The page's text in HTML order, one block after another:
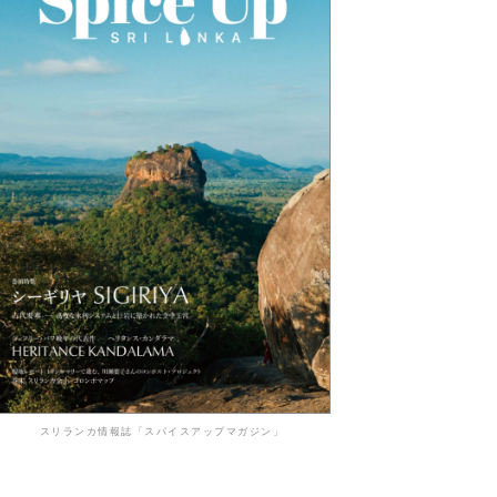
スリランカ情報誌「スパイスアップマガジン」